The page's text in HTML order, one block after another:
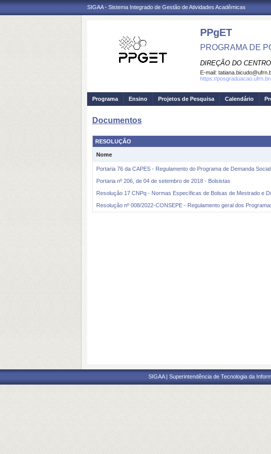
SIGAA - Sistema Integrado de Gestão de Atividades Acadêmicas
PPgET
PROGRAMA DE
DIREÇÃO DO
E-mail:
https://
Programa Ensino Projetos de Pesquisa Calendário
Documentos
RESOLUÇÃO
Nome
Portaria 76 da CAPES - Regulamento do Programa de Demanda Social
Portaria nº 206, de 04 de setembro de 2018 - Bolsistas
Resolução 17 CNPq - Normas Específicas de Bolsas de Mestrado e
Resolução nº 008/2022-CONSEPE - Regulamento geral dos
SIGAA | Superintendência de Tecnologia da